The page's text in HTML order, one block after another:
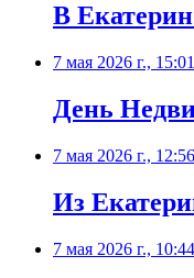
В
7 мая 2026 г., 15:01
День
7 мая 2026 г., 12:56
Из
7 мая 2026 г., 10:44